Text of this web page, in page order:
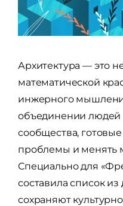
Архитектура — это
математической
инжерного
объединении людей
сообщества,
проблемы и менять
Специально для
составила список
сохраняют